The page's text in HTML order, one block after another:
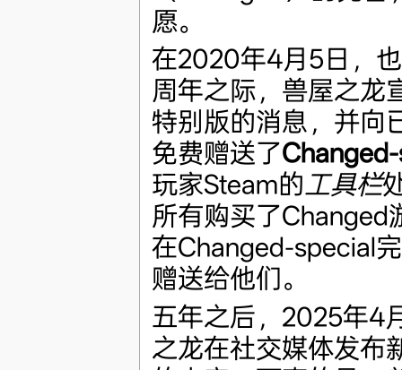
愿。
在2020年4月5日，
周年之际，兽屋之龙
特别版的消息，并向
免费赠送了
玩家Steam的工具栏
所有购买了Changed
在Changed-special
赠送给他们。
五年之后，2025年4
之龙在社交媒体发布